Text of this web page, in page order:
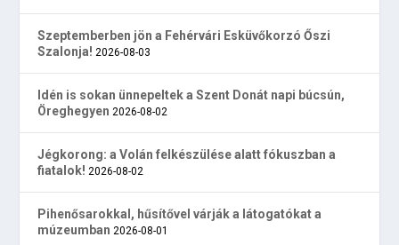
Szeptemberben jön a Fehérvári Esküvőkorzó Őszi
Szalonja! 2026-08-03
Idén is sokan ünnepeltek a Szent Donát napi búcsún,
Öreghegyen 2026-08-02
Jégkorong: a Volán felkészülése alatt fókuszban a
fiatalok! 2026-08-02
Pihenősarokkal, hűsítővel várják a látogatókat a
múzeumban 2026-08-01